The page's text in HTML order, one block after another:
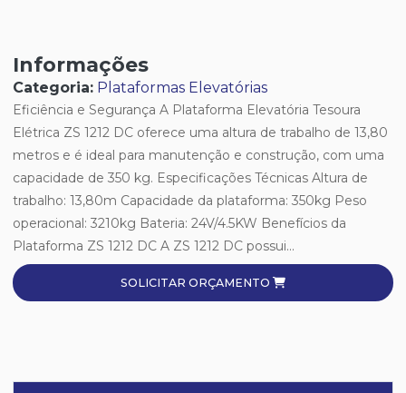
Informações
Categoria: Plataformas Elevatórias
Eficiência e Segurança A Plataforma Elevatória Tesoura
Elétrica ZS 1212 DC oferece uma altura de trabalho de 13,80
metros e é ideal para manutenção e construção, com uma
capacidade de 350 kg. Especificações Técnicas Altura de
trabalho: 13,80m Capacidade da plataforma: 350kg Peso
operacional: 3210kg Bateria: 24V/4.5KW Benefícios da
Plataforma ZS 1212 DC A ZS 1212 DC possui...
SOLICITAR ORÇAMENTO